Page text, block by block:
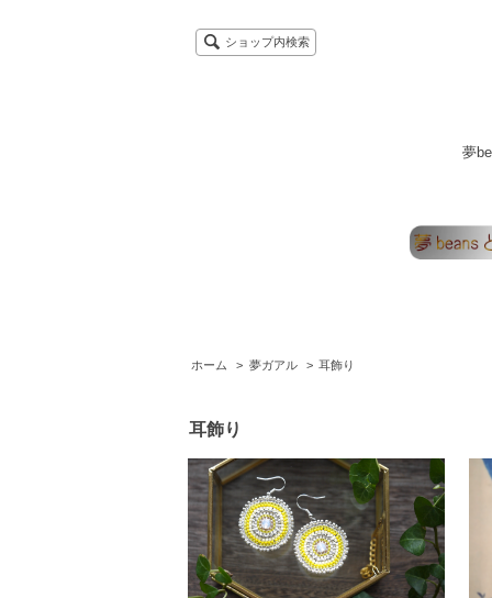
ショップ内検索
夢
ホーム > 夢ガアル > 耳飾り
耳飾り